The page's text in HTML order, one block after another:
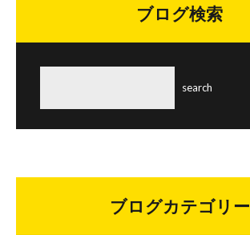
ブログ検索
ブログカテゴリー